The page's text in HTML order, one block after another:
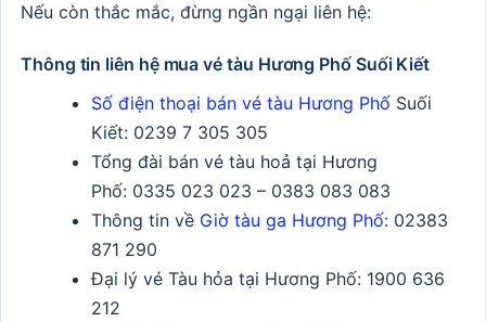
Nếu còn thắc mắc, đừng ngần ngại liên hệ:
Thông tin liên hệ mua vé tàu Hương Phố Suối Kiết
Số điện thoại bán vé tàu Hương Phố Suối
Kiết: 0239 7 305 305
Tổng đài bán vé tàu hoả tại Hương
Phố: 0335 023 023 – 0383 083 083
Thông tin về Giờ tàu ga Hương Phố: 02383
871 290
Đại lý vé Tàu hỏa tại Hương Phố: 1900 636
212